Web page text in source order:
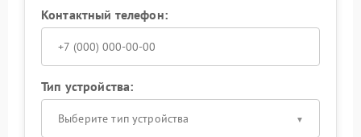
Контактный телефон:
Тип устройства:
Выберите тип устройства